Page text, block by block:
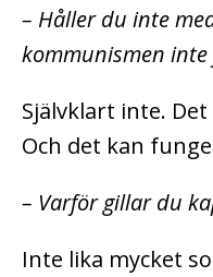
– Håller du inte
kommunismen
Självklart inte.
Och det kan
– Varför gillar du
Inte lika mycket